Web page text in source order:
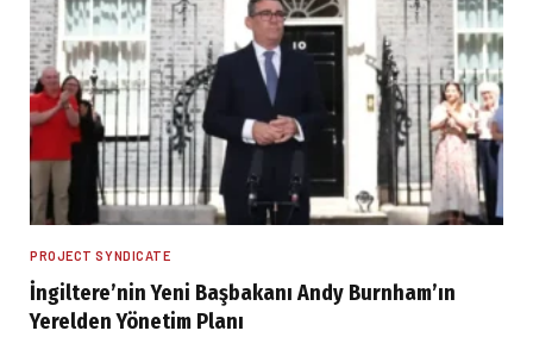
PROJECT SYNDICATE
İngiltere’nin Yeni Başbakanı Andy Burnham’ın
Yerelden Yönetim Planı